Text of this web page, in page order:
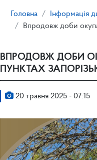
Головна Інформація
Впродовж доби
ВПРОДОВЖ ДОБИ
ПУНКТАХ
20 травня 2025 - 07:15